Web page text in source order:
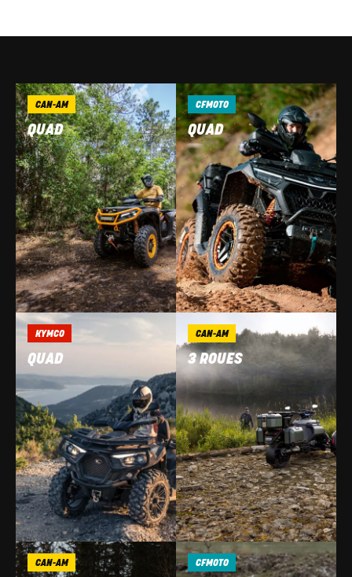
CAN-AM
QUAD
CFMOTO
QUAD
KYMCO
QUAD
CAN-AM
3 ROUES
CAN-AM CFMOTO